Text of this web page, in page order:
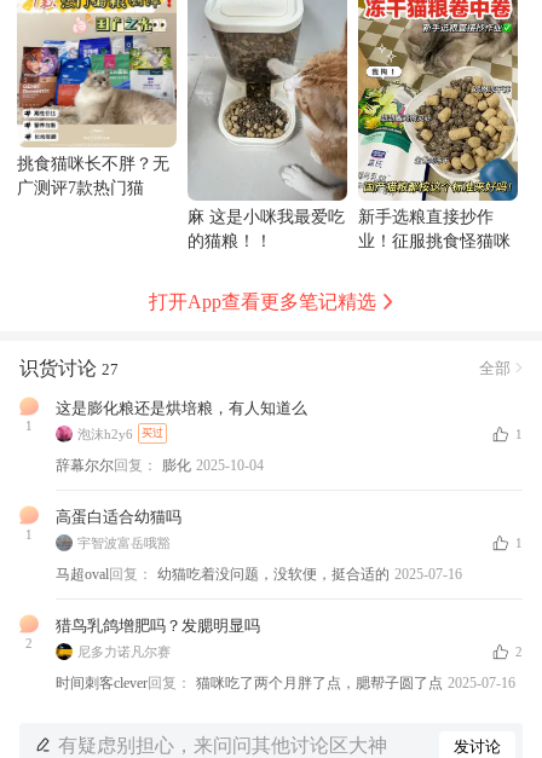
挑食猫咪长不胖？无
广测评7款热门猫
麻 这是小咪我最爱吃
的猫粮！！
新手选粮直接抄作
业！征服挑食怪猫咪
打开App查看更多笔记精选
识货讨论 27 全部
1
这是膨化粮还是烘培粮，有人知道么
泡沫h2y6 买过 1
辞幕尔尔回复： 膨化 2025-10-04
1
高蛋白适合幼猫吗
宇智波富岳哦豁 1
马超oval回复： 幼猫吃着没问题，没软便，挺合适的 2025-07-16
2
猎鸟乳鸽增肥吗？发腮明显吗
尼多力诺凡尔赛 2
时间刺客clever回复： 猫咪吃了两个月胖了点，腮帮子圆了点 2025-07-16
有疑虑别担心，来问问其他讨论区大神 发讨论